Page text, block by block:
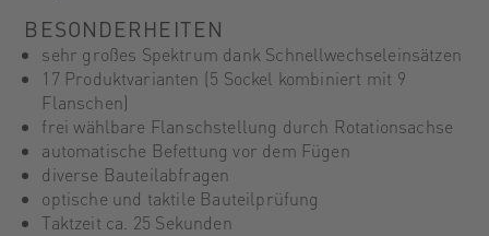
BESONDERHEITEN
sehr großes Spektrum dank Schnellwechseleinsätzen
17 Produktvarianten (5 Sockel kombiniert mit 9
Flanschen)
frei wählbare Flanschstellung durch Rotationsachse
automatische Befettung vor dem Fügen
diverse Bauteilabfragen
optische und taktile Bauteilprüfung
Taktzeit ca. 25 Sekunden